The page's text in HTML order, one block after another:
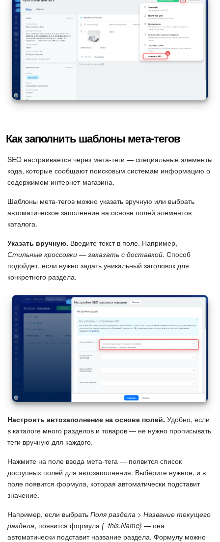
Как заполнить шаблоны мета-тегов
SEO настраивается через мета-теги — специальные элементы
кода, которые сообщают поисковым системам информацию о
содержимом интернет-магазина.
Шаблоны мета-тегов можно указать вручную или выбрать
автоматическое заполнение на основе полей элементов
каталога.
Указать вручную. Введите текст в поле. Например,
Стильные кроссовки — заказать с доставкой. Способ
подойдет, если нужно задать уникальный заголовок для
конкретного раздела.
Настроить автозаполнение на основе полей. Удобно, если
в каталоге много разделов и товаров — не нужно прописывать
теги вручную для каждого.
Нажмите на поле ввода мета-тега — появится список
доступных полей для автозаполнения. Выберите нужное, и в
поле появится формула, которая автоматически подставит
значение.
Например, если выбрать Поля раздела > Название текущего
раздела, появится формула {=this.Name} — она
автоматически подставит название раздела. Формулу можно